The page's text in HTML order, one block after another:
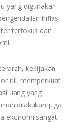
yang digunakan
inflasi
terfokus dan
kebijakan
riil, memperkuat
uang yang
dilakukan juga
ekonomi sangat